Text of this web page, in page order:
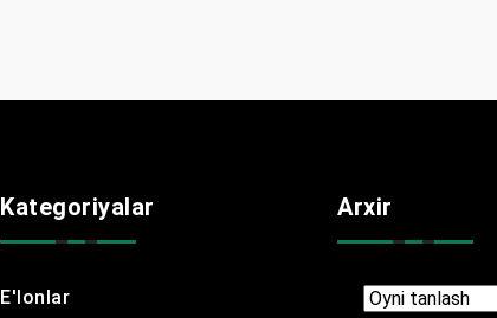
Kategoriyalar
E'lonlar
Arxir
Arxir